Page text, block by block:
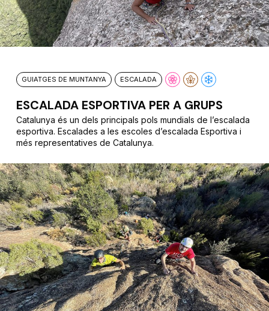
GUIATGES DE MUNTANYA ESCALADA
ESCALADA ESPORTIVA PER A GRUPS
Catalunya és un dels principals pols mundials de l’escalada
esportiva. Escalades a les escoles d’escalada Esportiva i
més representatives de Catalunya.